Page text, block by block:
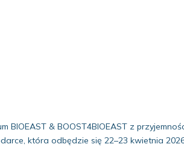
BIOEAST & BOOST4BIOEAST z
która odbędzie się 22–23 kwietnia